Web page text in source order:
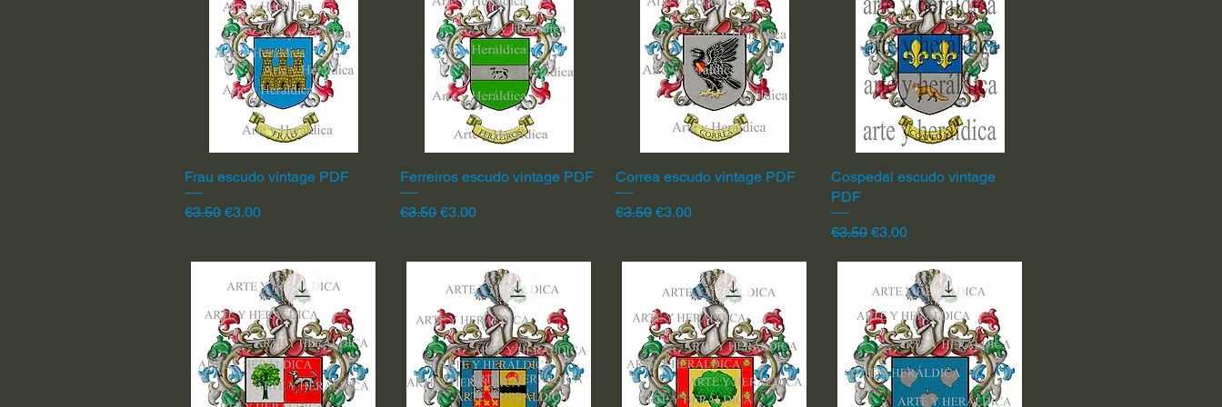
Quick View
Frau escudo vintage PDF
Regular Price
€3.50 Sale Price
€3.00
Quick View
Ferreiros escudo vintage PDF
Regular Price
€3.50 Sale Price
€3.00
Quick View
Correa escudo vintage PDF
Regular Price
€3.50 Sale Price
€3.00
Quick View
Cospedal escudo vintage
PDF
Regular Price
€3.50 Sale Price
€3.00